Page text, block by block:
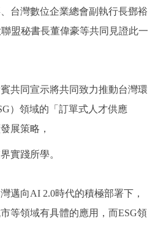
台灣數位企業總會副執行長鄧裕
盟秘書長董偉豪等共同見證此一
共同宣示將共同致力推動台灣環
）領域的「訂單式人才供應
展策略，
實踐所學。
邁向AI 2.0時代的積極部署下，
等領域有具體的應用，而ESG領